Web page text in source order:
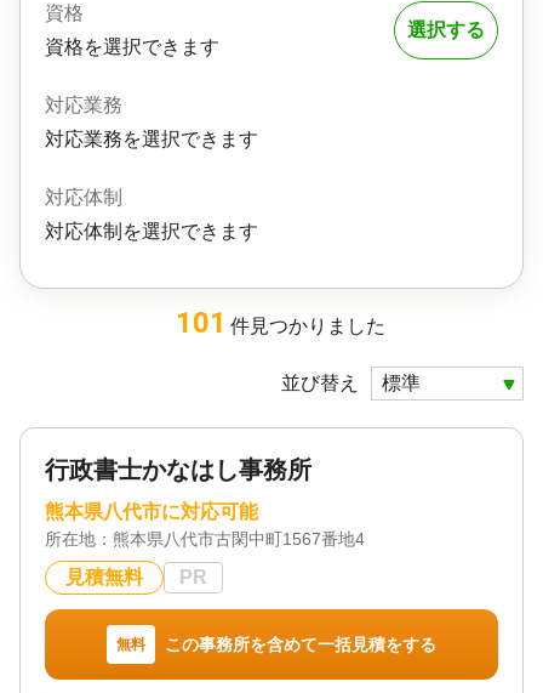
資格
資格を選択できます
対応業務
対応業務を選択できます
対応体制
対応体制を選択できます
選択する
101 件見つかりました
並び替え
行政書士かなはし事務所
熊本県八代市に対応可能
所在地： 熊本県八代市古閑中町1567番地4
見積無料 PR
無料 この事務所を含めて一括見積をする